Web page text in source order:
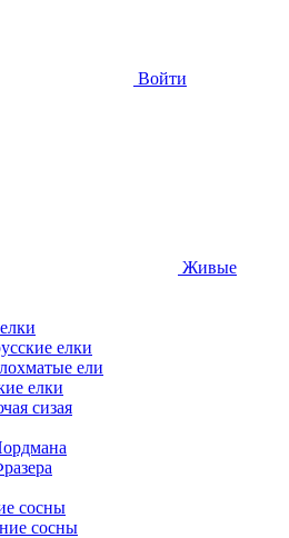
Войти
Живые
елки
ели
елки
сизая
сосны
сосны